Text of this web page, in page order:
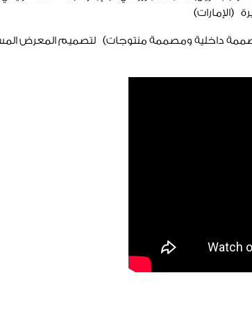
(الإمارات)
(مصممة داخلية ومصممة منتوجات) لتصميم المعرض